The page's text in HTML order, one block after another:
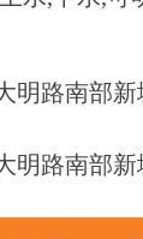
明路南部新
明路南部新